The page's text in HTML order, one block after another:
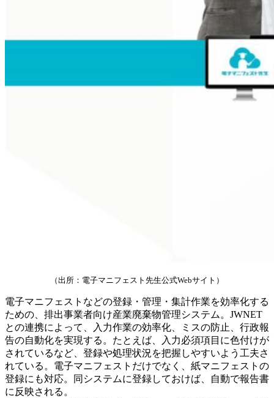
（出所：電子マニフェスト先生公式Webサイト）
電子マニフェストなどの登録・管理・集計作業を効率化する
ための、排出事業者向け産業廃棄物管理システム。JWNET
との連携によって、入力作業の効率化、ミスの防止、行政報
告の自動化を実現する。たとえば、入力必須項目に色付けが
されているなど、登録や処理状況を把握しやすいよう工夫さ
れている。電子マニフェストだけでなく、紙マニフェストの
登録にも対応。同システムに登録しておけば、自動で報告書
に反映される。